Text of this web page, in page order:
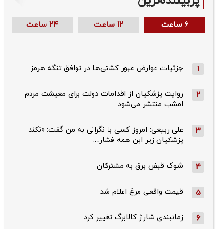
۶ ساعت ۱۲ ساعت ۲۴ ساعت
1 جزئیات عوارض عبور کشتی‌ها در توافق تنگه هرمز
2
روایت پزشکیان از اقدامات دولت برای معیشت مردم
امشب منتشر می‌شود
3
علی ربیعی: امروز کسی با نگرانی به من گفت: «نکند
پزشکیان زیر این همه فشار…
4 شوک قبض برق به مشترکان
5 قیمت واقعی مرغ اعلام شد
6 زمانبندی شارژ کالابرگ تغییر کرد